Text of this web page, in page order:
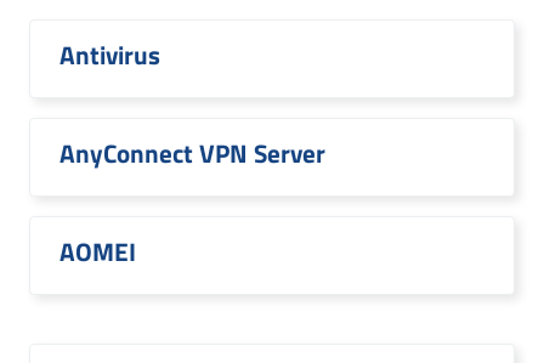
Antivirus
AnyConnect VPN Server
AOMEI